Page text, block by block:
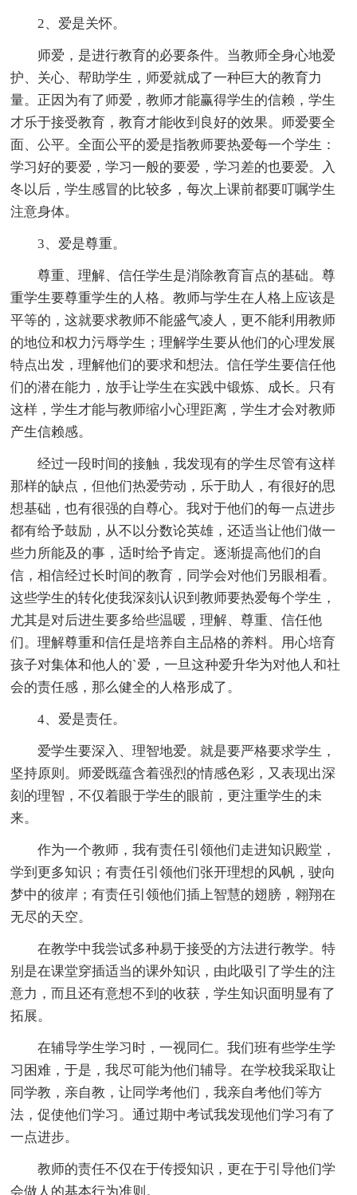
2、爱是关怀。
师爱，是进行教育的必要条件。当教师全身心地爱
护、关心、帮助学生，师爱就成了一种巨大的教育力
量。正因为有了师爱，教师才能赢得学生的信赖，学生
才乐于接受教育，教育才能收到良好的效果。师爱要全
面、公平。全面公平的爱是指教师要热爱每一个学生：
学习好的要爱，学习一般的要爱，学习差的也要爱。入
冬以后，学生感冒的比较多，每次上课前都要叮嘱学生
注意身体。
3、爱是尊重。
尊重、理解、信任学生是消除教育盲点的基础。尊
重学生要尊重学生的人格。教师与学生在人格上应该是
平等的，这就要求教师不能盛气凌人，更不能利用教师
的地位和权力污辱学生；理解学生要从他们的心理发展
特点出发，理解他们的要求和想法。信任学生要信任他
们的潜在能力，放手让学生在实践中锻炼、成长。只有
这样，学生才能与教师缩小心理距离，学生才会对教师
产生信赖感。
经过一段时间的接触，我发现有的学生尽管有这样
那样的缺点，但他们热爱劳动，乐于助人，有很好的思
想基础，也有很强的自尊心。我对于他们的每一点进步
都有给予鼓励，从不以分数论英雄，还适当让他们做一
些力所能及的事，适时给予肯定。逐渐提高他们的自
信，相信经过长时间的教育，同学会对他们另眼相看。
这些学生的转化使我深刻认识到教师要热爱每个学生，
尤其是对后进生要多给些温暖，理解、尊重、信任他
们。理解尊重和信任是培养自主品格的养料。用心培育
孩子对集体和他人的`爱，一旦这种爱升华为对他人和社
会的责任感，那么健全的人格形成了。
4、爱是责任。
爱学生要深入、理智地爱。就是要严格要求学生，
坚持原则。师爱既蕴含着强烈的情感色彩，又表现出深
刻的理智，不仅着眼于学生的眼前，更注重学生的未
来。
作为一个教师，我有责任引领他们走进知识殿堂，
学到更多知识；有责任引领他们张开理想的风帆，驶向
梦中的彼岸；有责任引领他们插上智慧的翅膀，翱翔在
无尽的天空。
在教学中我尝试多种易于接受的方法进行教学。特
别是在课堂穿插适当的课外知识，由此吸引了学生的注
意力，而且还有意想不到的收获，学生知识面明显有了
拓展。
在辅导学生学习时，一视同仁。我们班有些学生学
习困难，于是，我尽可能为他们辅导。在学校我采取让
同学教，亲自教，让同学考他们，我亲自考他们等方
法，促使他们学习。通过期中考试我发现他们学习有了
一点进步。
教师的责任不仅在于传授知识，更在于引导他们学
会做人的基本行为准则。